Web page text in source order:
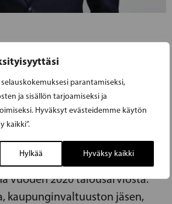
parantamiseksi,
ja sisällön tarjoamiseksi ja
Hyväksyt evästeidemme käytön
kaikki”.
Hylkää Hyväksy kaikki
HELSINKI ON KYENNYT
TASAPAINOSSA
keskusteli
vuoden 2020 talousarviosta.
kaupunginvaltuuston jäsen,